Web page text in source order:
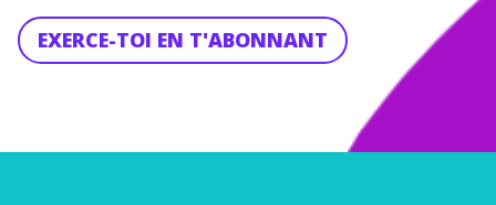
EXERCE-TOI EN T'ABONNANT